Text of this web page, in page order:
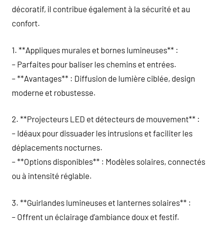
décoratif, il contribue également à la sécurité et au
confort.
1. **Appliques murales et bornes lumineuses** :
– Parfaites pour baliser les chemins et entrées.
– **Avantages** : Diffusion de lumière ciblée, design
moderne et robustesse.
2. **Projecteurs LED et détecteurs de mouvement** :
– Idéaux pour dissuader les intrusions et faciliter les
déplacements nocturnes.
– **Options disponibles** : Modèles solaires, connectés
ou à intensité réglable.
3. **Guirlandes lumineuses et lanternes solaires** :
– Offrent un éclairage d’ambiance doux et festif.